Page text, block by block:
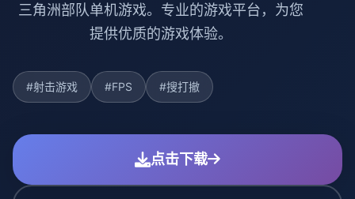
三角洲部队单机游戏。专业的游戏平台，为您
提供优质的游戏体验。
#射击游戏 #FPS #搜打撤
点击下载